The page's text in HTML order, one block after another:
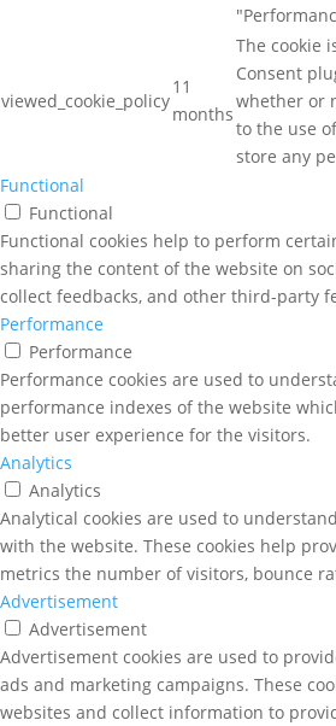
viewed_cookie_policy
11
months
The cookie
Consent
whether or
to the use
store any
Functional
Functional
Functional cookies help to perform
sharing the content of the website on
collect feedbacks, and other third-party
Performance
Performance
Performance cookies are used to
performance indexes of the website
better user experience for the visitors.
Analytics
Analytics
Analytical cookies are used to
with the website. These cookies help
metrics the number of visitors, bounce
Advertisement
Advertisement
Advertisement cookies are used to
ads and marketing campaigns. These
websites and collect information to